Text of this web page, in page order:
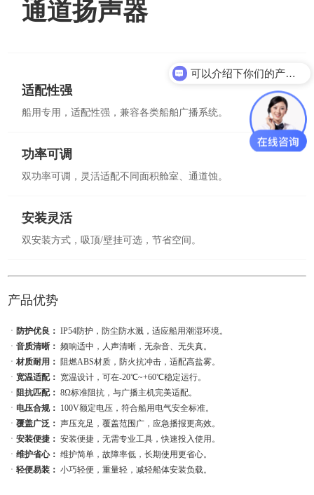
通道扬声器
适配性强
船用专用，适配性强，兼容各类船舶广播系统。
功率可调
双功率可调，灵活适配不同面积舱室、通道蚀。
安装灵活
双安装方式，吸顶/壁挂可选，节省空间。
产品优势
ㆍ 防护优良： IP54防护，防尘防水溅，适应船用潮湿环境。
ㆍ音质清晰： 频响适中，人声清晰，无杂音、无失真。
ㆍ材质耐用： 阻燃ABS材质，防火抗冲击，适配高盐雾。
ㆍ宽温适配： 宽温设计，可在-20℃~+60℃稳定运行。
ㆍ 阻抗匹配： 8Ω标准阻抗，与广播主机完美适配。
ㆍ 电压合规： 100V额定电压，符合船用电气安全标准。
ㆍ覆盖广泛： 声压充足，覆盖范围广，应急播报更高效。
ㆍ安装便捷： 安装便捷，无需专业工具，快速投入使用。
ㆍ维护省心： 维护简单，故障率低，长期使用更省心。
ㆍ轻便易装： 小巧轻便，重量轻，减轻船体安装负载。